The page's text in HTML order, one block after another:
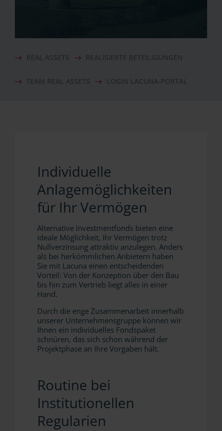
REAL ASSETS REALISIERTE BETEILIGUNGEN
TEAM REAL ASSETS LOGIN LACUNA-PORTAL
Individuelle
Anlagemöglichkeiten
für Ihr Vermögen
Alternative Investmentfonds bieten eine
ideale Möglichkeit, Ihr Vermögen trotz
Nullverzinsung attraktiv anzulegen. Anders
als bei herkömmlichen Anbietern haben
Sie mit Lacuna einen entscheidenden
Vorteil: Von der Konzeption über den Bau
bis hin zum Vertrieb liegt alles in einer
Hand.
Durch die enge Zusammenarbeit innerhalb
unserer Unternehmensgruppe können wir
Ihnen ein individuelles Fondspaket
schnüren, das sich schon während der
Projektphase an Ihre Vorgaben hält.
Routine bei
Institutionellen
Regularien